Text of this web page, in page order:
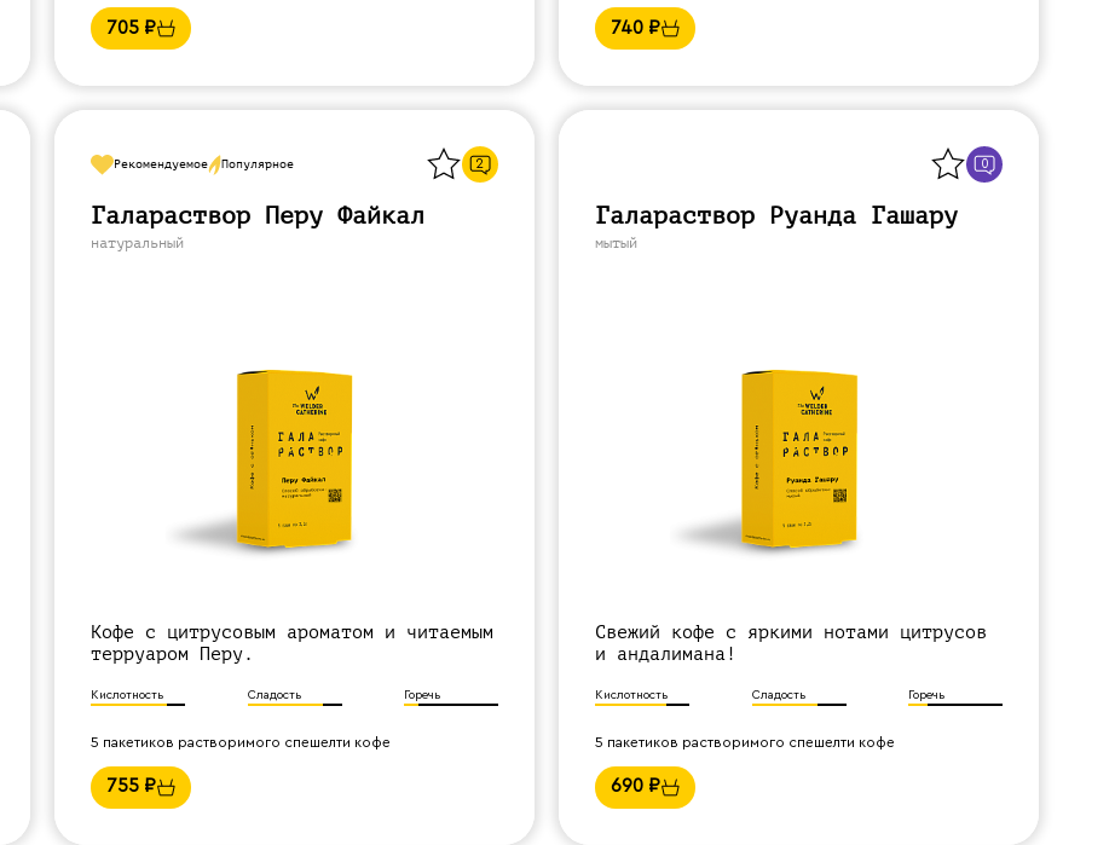
705 ₽ 740 ₽
Рекомендуемое Популярное 2
Галараствор Перу Файкал
натуральный
Кофе с цитрусовым ароматом и читаемым
терруаром Перу.
Кислотность Сладость Горечь
5 пакетиков растворимого спешелти кофе
755 ₽
0
Галараствор Руанда Гашару
мытый
Свежий кофе с яркими нотами цитрусов
и андалимана!
Кислотность Сладость Горечь
5 пакетиков растворимого спешелти кофе
690 ₽